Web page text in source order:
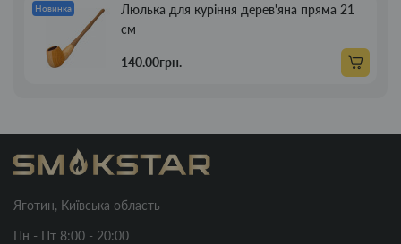
Новинка
Люлька для куріння дерев'яна пряма 21
см
140.00грн.
Яготин, Київська область
Пн - Пт 8:00 - 20:00